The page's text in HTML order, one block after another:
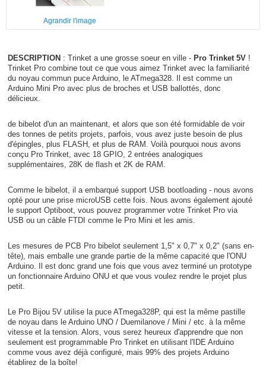
Agrandir l'image
DESCRIPTION : Trinket a une grosse soeur en ville - Pro Trinket 5V !
Trinket Pro combine tout ce que vous aimez Trinket avec la familiarité
du noyau commun puce Arduino, le ATmega328. Il est comme un
Arduino Mini Pro avec plus de broches et USB ballottés, donc
délicieux.
de bibelot d'un an maintenant, et alors que son été formidable de voir
des tonnes de petits projets, parfois, vous avez juste besoin de plus
d'épingles, plus FLASH, et plus de RAM. Voilà pourquoi nous avons
conçu Pro Trinket, avec 18 GPIO, 2 entrées analogiques
supplémentaires, 28K de flash et 2K de RAM.
Comme le bibelot, il a embarqué support USB bootloading - nous avons
opté pour une prise microUSB cette fois. Nous avons également ajouté
le support Optiboot, vous pouvez programmer votre Trinket Pro via
USB ou un câble FTDI comme le Pro Mini et les amis.
Les mesures de PCB Pro bibelot seulement 1,5" x 0,7" x 0,2" (sans en-
tête), mais emballe une grande partie de la même capacité que l'ONU
Arduino. Il est donc grand une fois que vous avez terminé un prototype
un fonctionnaire Arduino ONU et que vous voulez rendre le projet plus
petit.
Le Pro Bijou 5V utilise la puce ATmega328P, qui est la même pastille
de noyau dans le Arduino UNO / Duemilanove / Mini / etc. à la même
vitesse et la tension. Alors, vous serez heureux d'apprendre que non
seulement est programmable Pro Trinket en utilisant l'IDE Arduino
comme vous avez déjà configuré, mais 99% des projets Arduino
établirez de la boîte!